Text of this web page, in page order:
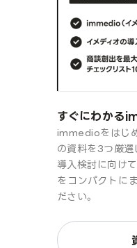
すぐにわかる
immedioをはじ
の資料を3つ厳選
導入検討に向け
をコンパクトに
ださい。